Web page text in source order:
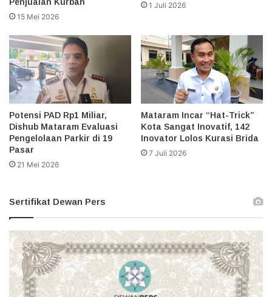
15 Mei 2026
1 Juli 2026
Potensi PAD Rp1 Miliar,
Dishub Mataram Evaluasi
Pengelolaan Parkir di 19
Pasar
21 Mei 2026
Mataram Incar “Hat-Trick”
Kota Sangat Inovatif, 142
Inovator Lolos Kurasi Brida
7 Juli 2026
Sertifikat Dewan Pers